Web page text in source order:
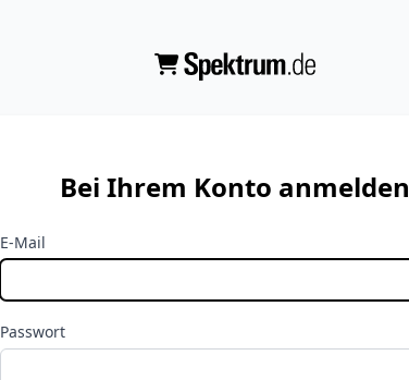
Bei Ihrem Konto anmelden
E-Mail
Passwort